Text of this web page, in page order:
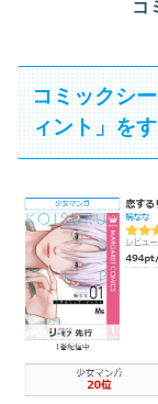
コ
コミックシ
ィント」を